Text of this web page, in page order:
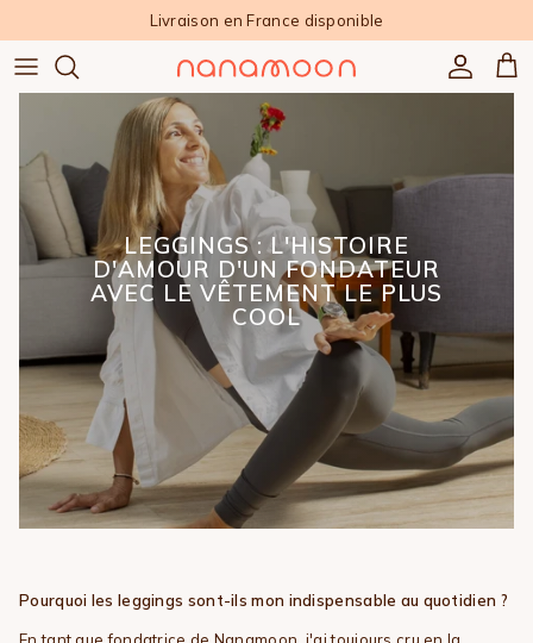
Livraison en France disponible
Compte
LEGGINGS : L'HISTOIRE
D'AMOUR D'UN FONDATEUR
AVEC LE VÊTEMENT LE PLUS
COOL
Pourquoi les leggings sont-ils mon indispensable au quotidien ?
En tant que fondatrice de Nanamoon, j'ai toujours cru en la